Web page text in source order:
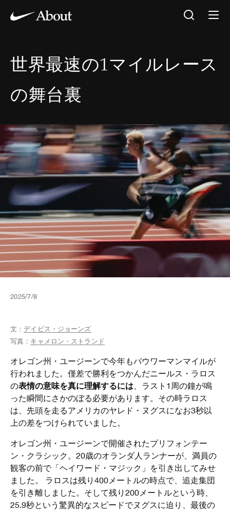
世界最速の1マイルレース
の舞台裏
2025/7/8
文： デイビス・ジョーンズ
写真： キャメロン・ストランド
オレゴン州・ユージーンで今年もバウワーマンマイルが
行われました。僅差で勝利をつかんだニールス・ラロス
の表情の意味を真に理解するには 、ラスト1周の鐘が鳴
った瞬間にさかのぼる必要があります。その時ラロス
は、先頭を走るアメリカのヤレド・ヌグスになお3秒以
上の差をつけられていました。
オレゴン州・ユージーンで開催されたプリフォンテー
ン・クラシック。20歳のオランダ人ランナーが、満員の
観客の前で「ヘイワード・マジック」を引き出してみせ
ました。 ラロスは残り400メートルの時点で、追走集団
を引き離しました。そして残り200メートルという時、
25.9秒という驚異的なスピードでヌグスに迫り、最後の